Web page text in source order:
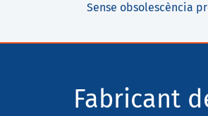
Sense obsolescència
Fabricant